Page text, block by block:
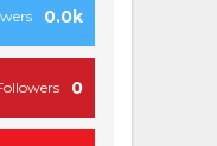
0.0k
0